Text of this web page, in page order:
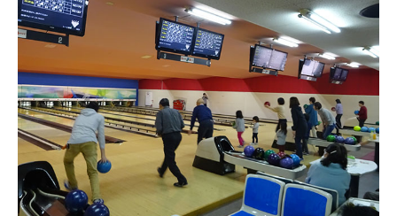
After Service
建ててからのお付き合い
Company
会社概要
blog
ブログ